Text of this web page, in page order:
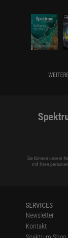
Sie können unsere
mit Ihren
SERVICES
Newsletter
Kontakt